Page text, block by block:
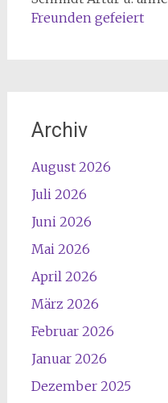
Freunden gefeiert
Archiv
August 2026
Juli 2026
Juni 2026
Mai 2026
April 2026
März 2026
Februar 2026
Januar 2026
Dezember 2025